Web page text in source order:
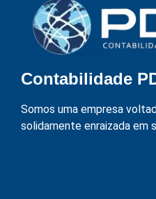
Contabilidade
Somos uma empresa
solidamente enraizada em